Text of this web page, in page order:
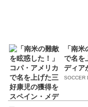
「南
で名を
ディア